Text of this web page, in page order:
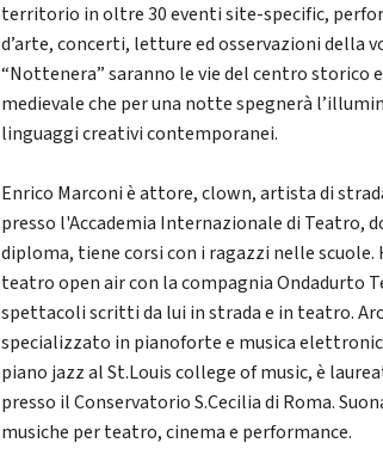
territorio in oltre 30 eventi site-specific,
d’arte, concerti, letture ed osservazioni della
“Nottenera” saranno le vie del centro storico
medievale che per una notte spegnerà
linguaggi creativi contemporanei.
Enrico Marconi è attore, clown, artista di
presso l'Accademia Internazionale di Teatro,
diploma, tiene corsi con i ragazzi nelle
teatro open air con la compagnia Ondadurto
spettacoli scritti da lui in strada e in teatro.
specializzato in pianoforte e musica
piano jazz al St.Louis college of music, è
presso il Conservatorio S.Cecilia di Roma.
musiche per teatro, cinema e performance.